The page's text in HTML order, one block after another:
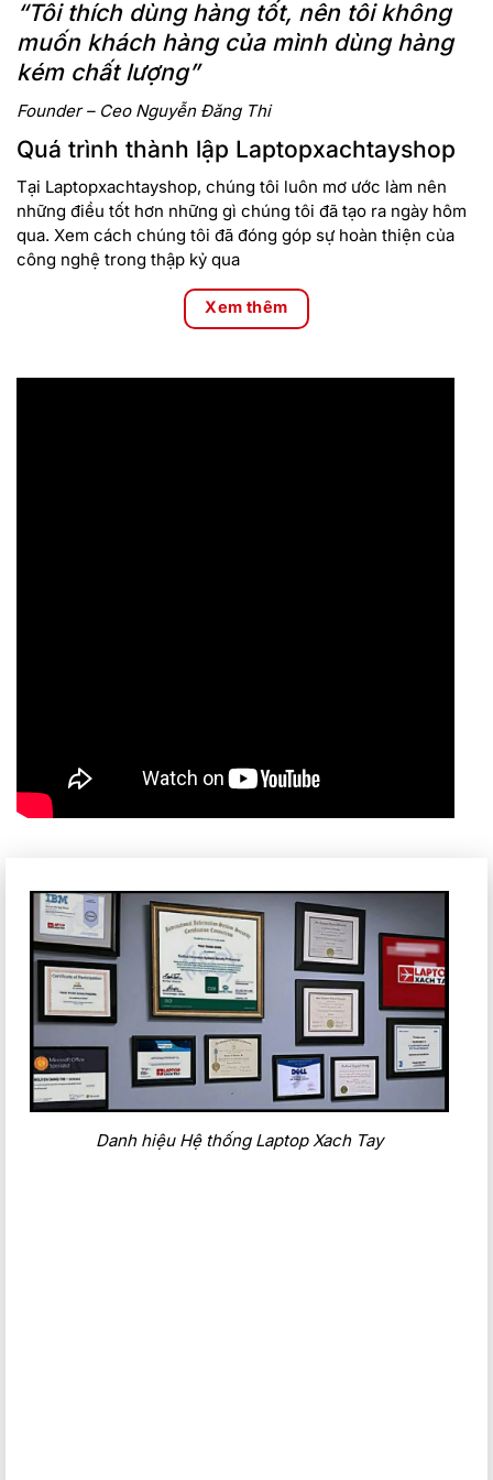
Bàn phím của chiếc Dell Gaming G15 2022 được thiết kế với
hành trình phím có độ nảy tốt và được trang bị đèn nền sắc
cam đẹp mắt, hỗ trợ cho người dùng làm việc trong điều
kiện thiếu sáng một cách thuận lợi, cho bạn những thao tác
nhanh nhạy và chính xác.
Màn hình
DellDell Gaming G15 5525sở hữu màn hình 15,6″ với độ
phân giải Full HD 120Hz cho màu sắc và độ sắc nét ấn tượng,
cùng với viền màn hình mỏng sẽ giúp bạn có được trải
nghiệm chơi game mượt mà và hình ảnh sống động, giúp
bạn dễ dàng đắm mình trong mọi trải nghiệm.
Giúp người dùng tránh được tình trạng mỏi mắt và bắt trọn
mọi khoảnh khắc khi chơi game cũng như trong quá trình sử
dụng.
Cổng kết nối
Với số lượng cổng kết nối đa dạng giúp cho người dùng kết
nối với các thiết bị ngoại vi như chuột, bàn phím, USB, tai
nghe,… một cách dễ dàng và tiện lợi:
“Tôi thích dùng hàng tốt, nên tôi không
muốn khách hàng của mình dùng hàng
kém chất lượng”
Founder – Ceo Nguyễn Đăng Thi
Quá trình thành lập Laptopxachtayshop
Tại Laptopxachtayshop, chúng tôi luôn mơ ước làm nên
những điều tốt hơn những gì chúng tôi đã tạo ra ngày hôm
qua. Xem cách chúng tôi đã đóng góp sự hoàn thiện của
công nghệ trong thập kỷ qua
Xem thêm
Danh hiệu Hệ thống Laptop Xach Tay